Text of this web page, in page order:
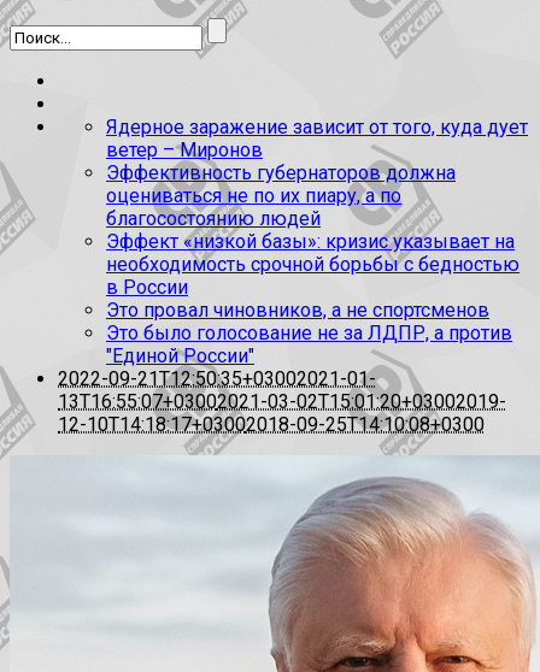
Ядерное заражение зависит от того, куда дует
ветер – Миронов
Эффективность губернаторов должна
оцениваться не по их пиару, а по
благосостоянию людей
Эффект «низкой базы»: кризис указывает на
необходимость срочной борьбы с бедностью
в России
Это провал чиновников, а не спортсменов
Это было голосование не за ЛДПР, а против
"Единой России"
2022-09-21T12:50:35+03002021-01-
13T16:55:07+03002021-03-02T15:01:20+03002019-
12-10T14:18:17+03002018-09-25T14:10:08+0300